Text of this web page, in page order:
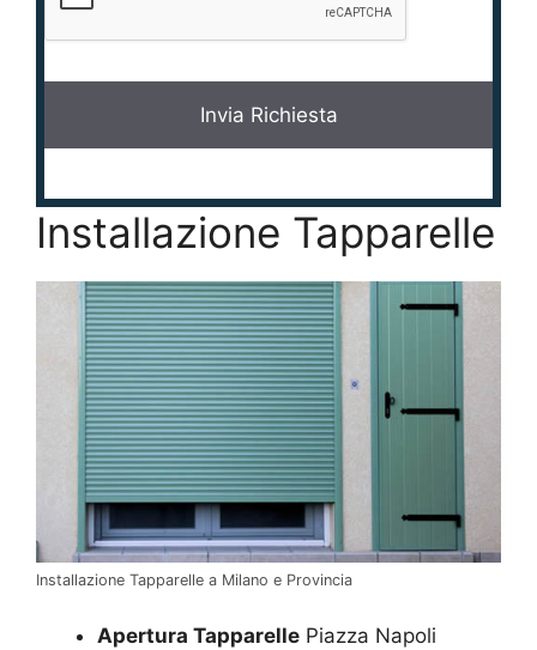
Installazione Tapparelle
Installazione Tapparelle a Milano e Provincia
Apertura Tapparelle Piazza Napoli